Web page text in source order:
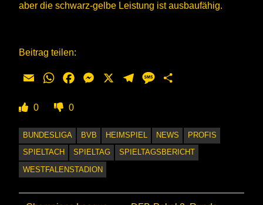
aber die schwarz-gelbe Leistung ist ausbaufähig.
Beitrag teilen:
Email WhatsAppFacebookMessengerTelegramMessage
0 0
BUNDESLIGA BVB HEIMSPIEL NEWS
PROFIS
SPIELTACH
SPIELTAG
SPIELTAGSBERICHT
WESTFALENSTADION